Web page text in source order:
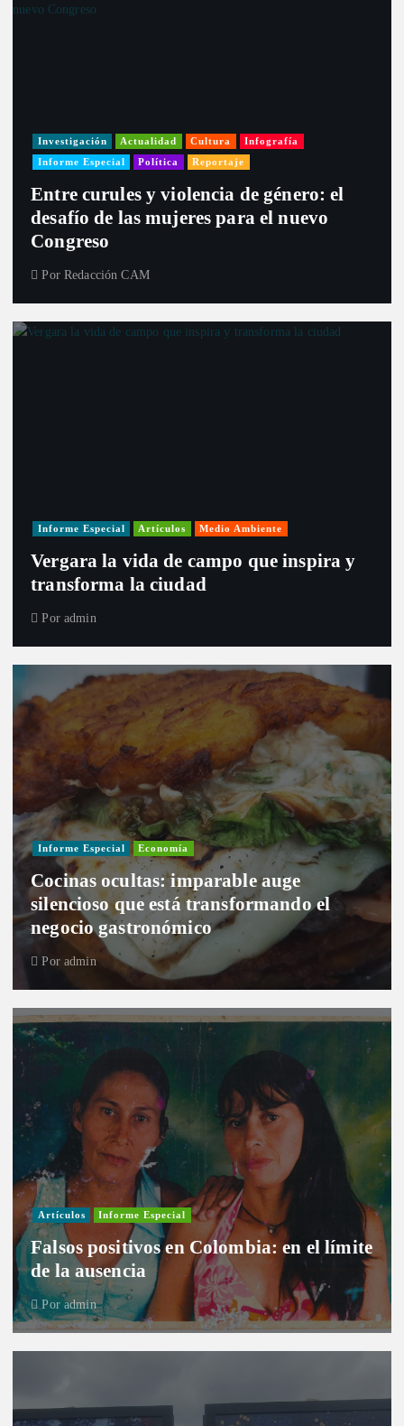
Investigación Actualidad Cultura Infografía
Informe Especial Política Reportaje
Entre curules y violencia de género: el
desafío de las mujeres para el nuevo
Congreso
Por Redacción CAM
Informe Especial Artículos Medio Ambiente
Vergara la vida de campo que inspira y
transforma la ciudad
Por admin
Informe Especial Economía
Cocinas ocultas: imparable auge
silencioso que está transformando el
negocio gastronómico
Por admin
Artículos Informe Especial
Falsos positivos en Colombia: en el límite
de la ausencia
Por admin